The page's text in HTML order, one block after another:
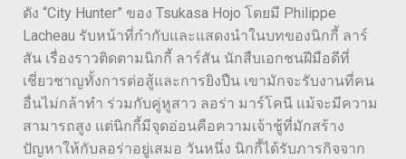
ดัง “City Hunter” ของ Tsukasa Hojo โดยมี Philippe
Lacheau รับหน้าที่กำกับและแสดงนำในบทของนิกกี้ ลาร์
สัน เรื่องราวติดตามนิกกี้ ลาร์สัน นักสืบเอกชนฝีมือดีที่
เชี่ยวชาญทั้งการต่อสู้และการยิงปืน เขามักจะรับงานที่คน
อื่นไม่กล้าทำ ร่วมกับคู่หูสาว ลอร่า มาร์โคนี แม้จะมีความ
สามารถสูง แต่นิกกี้มีจุดอ่อนคือความเจ้าชู้ที่มักสร้าง
ปัญหาให้กับลอร่าอยู่เสมอ วันหนึ่ง นิกกี้ได้รับภารกิจจาก